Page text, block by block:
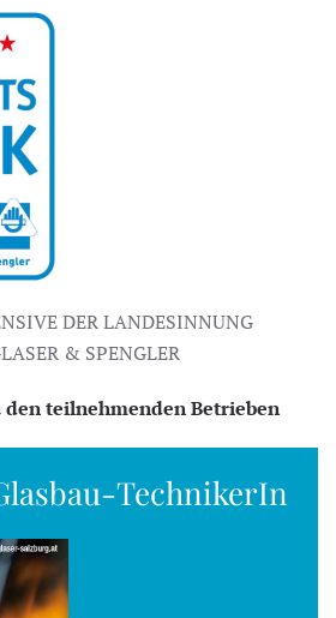
DER LANDESINNUNG
& SPENGLER
teilnehmenden Betrieben
TechnikerIn